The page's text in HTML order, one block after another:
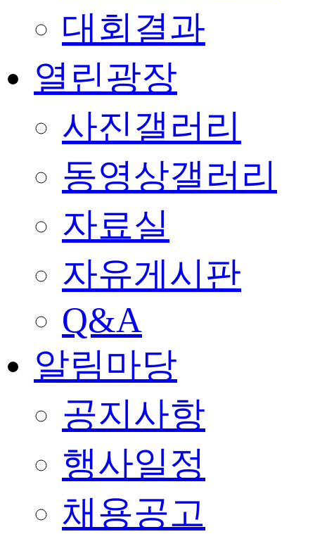
대회결과
열린광장
사진갤러리
동영상갤러리
자료실
자유게시판
Q&A
알림마당
공지사항
행사일정
채용공고